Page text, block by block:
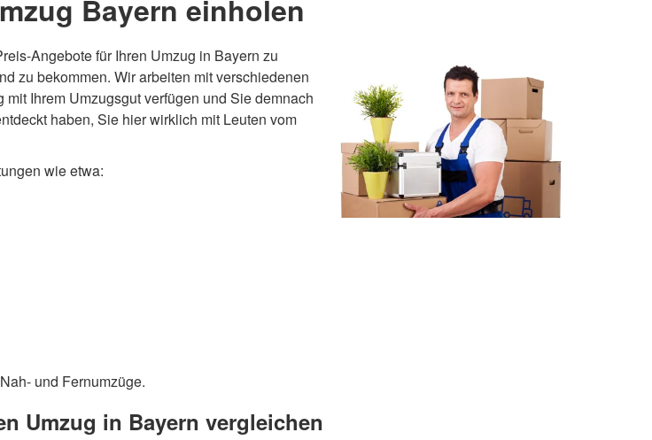
Bayern einholen
Angebote für Ihren Umzug in Bayern zu
zu bekommen. Wir arbeiten mit verschiedenen
Ihrem Umzugsgut verfügen und Sie demnach
haben, Sie hier wirklich mit Leuten vom
wie etwa:
und Fernumzüge.
Umzug in Bayern vergleichen